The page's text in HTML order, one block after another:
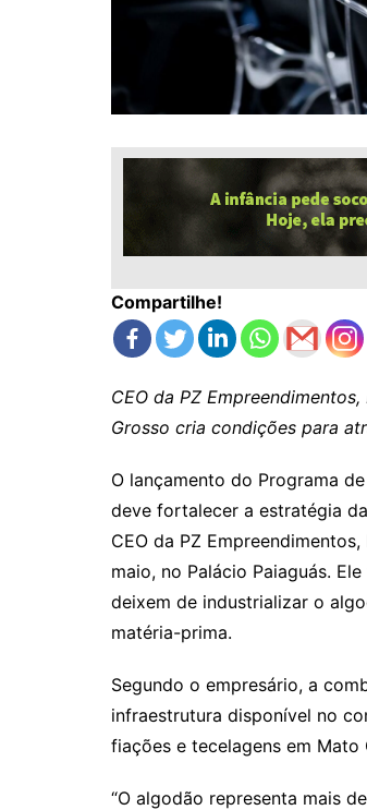
Compartilhe!
CEO da PZ
Grosso cria condições para
O lançamento do Programa
deve fortalecer a estratégia
CEO da PZ
maio, no Palácio Paiaguás.
deixem de industrializar o
matéria-prima.
Segundo o empresário, a
infraestrutura disponível no
fiações e tecelagens em Mato
“O algodão representa mais